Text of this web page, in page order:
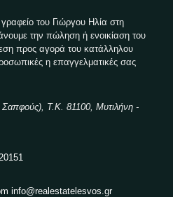
του Γιώργου Ηλία στη
την πώληση ή ενοικίαση του
προς αγορά του κατάλληλου
η επαγγελματικές σας
Σαπφούς), Τ.Κ. 81100, Μυτιλήνη -
info@realestatelesvos.gr